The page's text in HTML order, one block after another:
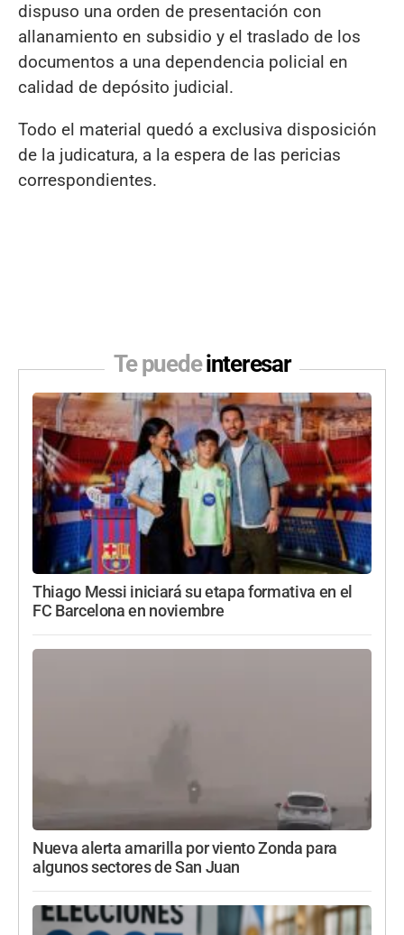
dispuso una orden de presentación con
allanamiento en subsidio y el traslado de los
documentos a una dependencia policial en
calidad de depósito judicial.
Todo el material quedó a exclusiva disposición
de la judicatura, a la espera de las pericias
correspondientes.
Te puedeinteresar
Thiago Messi iniciará su etapa formativa en el
FC Barcelona en noviembre
Nueva alerta amarilla por viento Zonda para
algunos sectores de San Juan